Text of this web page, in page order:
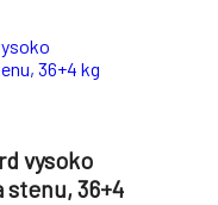
vysoko
stenu, 36+4